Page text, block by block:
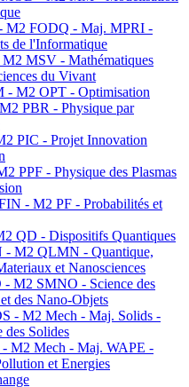
M2 FODQ - Maj. MPRI -
de l'Informatique
MSV - Mathématiques
du Vivant
- M2 OPT - Optimisation
PBR - Physique par
PIC - Projet Innovation
PPF - Physique des Plasmas
- M2 PF - Probabilités et
QD - Dispositifs Quantiques
M2 QLMN - Quantique,
et Nanosciences
M2 SMNO - Science des
des Nano-Objets
- M2 Mech - Maj. Solids -
des Solides
M2 Mech - Maj. WAPE -
et Energies